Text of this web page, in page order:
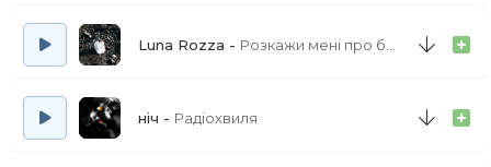
Luna Rozza Розкажи мені про біль
ніч Радіохвиля